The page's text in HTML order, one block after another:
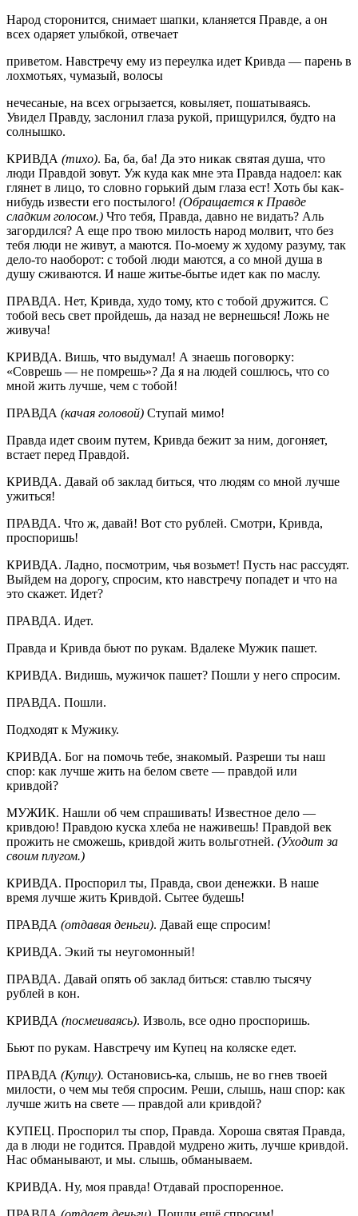
Народ сторонится, снимает шапки, кланяется Правде, а он
всех одаряет улыбкой, отвечает
приветом. Навстречу ему из переулка идет Кривда — парень в
лохмотьях, чумазый, волосы
нечесаные, на всех огрызается, ковыляет, пошатываясь.
Увидел Правду, заслонил глаза рукой, прищурился, будто на
солнышко.
КРИВДА (тихо). Ба, ба, ба! Да это никак святая душа, что
люди Правдой зовут. Уж куда как мне эта Правда надоел: как
глянет в лицо, то словно горький дым глаза ест! Хоть бы как-
нибудь извести его постылого! (Обращается к Правде
сладким голосом.) Что тебя, Правда, давно не видать? Аль
загордился? А еще про твою милость народ молвит, что без
тебя люди не живут, а маются. По-моему ж худому разуму, так
дело-то наоборот: с тобой люди маются, а со мной душа в
душу сживаются. И наше житье-бытье идет как по маслу.
ПРАВДА. Нет, Кривда, худо тому, кто с тобой дружится. С
тобой весь свет пройдешь, да назад не вернешься! Ложь не
живуча!
КРИВДА. Вишь, что выдумал! А знаешь поговорку:
«Соврешь — не помрешь»? Да я на людей сошлюсь, что со
мной жить лучше, чем с тобой!
ПРАВДА (качая головой) Ступай мимо!
Правда идет своим путем, Кривда бежит за ним, догоняет,
встает перед Правдой.
КРИВДА. Давай об заклад биться, что людям со мной лучше
ужиться!
ПРАВДА. Что ж, давай! Вот сто рублей. Смотри, Кривда,
проспоришь!
КРИВДА. Ладно, посмотрим, чья возьмет! Пусть нас рассудят.
Выйдем на дорогу, спросим, кто навстречу попадет и что на
это скажет. Идет?
ПРАВДА. Идет.
Правда и Кривда бьют по рукам. Вдалеке Мужик пашет.
КРИВДА. Видишь, мужичок пашет? Пошли у него спросим.
ПРАВДА. Пошли.
Подходят к Мужику.
КРИВДА. Бог на помочь тебе, знакомый. Разреши ты наш
спор: как лучше жить на белом свете — правдой или
кривдой?
МУЖИК. Нашли об чем спрашивать! Известное дело —
кривдою! Правдою куска хлеба не наживешь! Правдой век
прожить не сможешь, кривдой жить вольготней. (Уходит за
своим плугом.)
КРИВДА. Проспорил ты, Правда, свои денежки. В наше
время лучше жить Кривдой. Сытее будешь!
ПРАВДА (отдавая деньги). Давай еще спросим!
КРИВДА. Экий ты неугомонный!
ПРАВДА. Давай опять об заклад биться: ставлю тысячу
рублей в кон.
КРИВДА (посмеиваясь). Изволь, все одно проспоришь.
Бьют по рукам. Навстречу им Купец на коляске едет.
ПРАВДА (Купцу). Остановись-ка, слышь, не во гнев твоей
милости, о чем мы тебя спросим. Реши, слышь, наш спор: как
лучше жить на свете — правдой али кривдой?
КУПЕЦ. Проспорил ты спор, Правда. Хороша святая Правда,
да в люди не годится. Правдой мудрено жить, лучше кривдой.
Нас обманывают, и мы. слышь, обманываем.
КРИВДА. Ну, моя правда! Отдавай проспоренное.